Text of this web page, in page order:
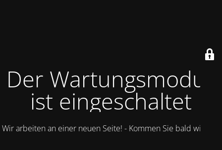
Der Wartungsmodus
ist eingeschaltet
Wir arbeiten an einer neuen Seite! - Kommen Sie bald wieder.